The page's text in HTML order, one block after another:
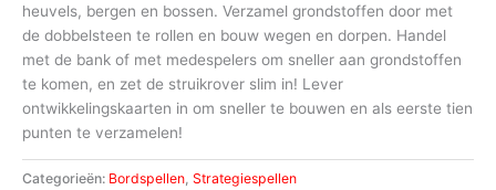
heuvels, bergen en bossen. Verzamel grondstoffen door met
de dobbelsteen te rollen en bouw wegen en dorpen. Handel
met de bank of met medespelers om sneller aan grondstoffen
te komen, en zet de struikrover slim in! Lever
ontwikkelingskaarten in om sneller te bouwen en als eerste tien
punten te verzamelen!
Categorieën: Bordspellen, Strategiespellen